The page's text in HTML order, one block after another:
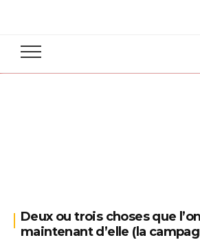
Deux ou trois choses que
maintenant d’elle (la